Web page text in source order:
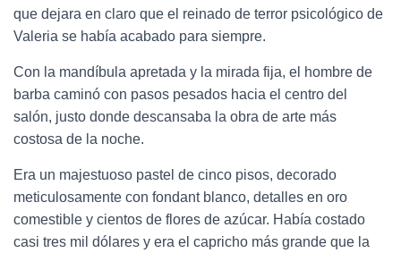
que dejara en claro que el reinado de terror psicológico de
Valeria se había acabado para siempre.
Con la mandíbula apretada y la mirada fija, el hombre de
barba caminó con pasos pesados hacia el centro del
salón, justo donde descansaba la obra de arte más
costosa de la noche.
Era un majestuoso pastel de cinco pisos, decorado
meticulosamente con fondant blanco, detalles en oro
comestible y cientos de flores de azúcar. Había costado
casi tres mil dólares y era el capricho más grande que la